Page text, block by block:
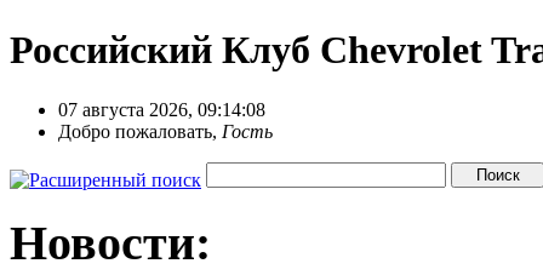
Российский Клуб Chevrolet
07 августа 2026, 09:14:08
Добро пожаловать, Гость
Новости: